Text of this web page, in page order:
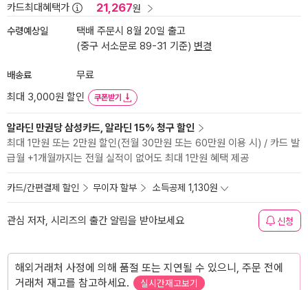
카드최대혜택가 21,267원
수령예상일
택배 주문시 8월 20일 출고
(중구 서소문로 89-31 기준) 변경
배송료
무료
최대 3,000원 할인
쿠폰받기
알라딘 만권당 삼성카드, 알라딘 15% 청구 할인
최대 1만원 또는 2만원 할인(전월 30만원 또는 60만원 이용 시) / 카드 발
급월 +1개월까지는 전월 실적이 없어도 최대 1만원 혜택 제공
카드/간편결제 할인 무이자 할부 소득공제 1,130원
관심 저자, 시리즈의 출간 알림을 받아보세요 신청
해외거래처 사정에 의해 품절 또는 지연될 수 있으니, 주문 전에
거래처 재고를 참고하세요.
실시간재고보기